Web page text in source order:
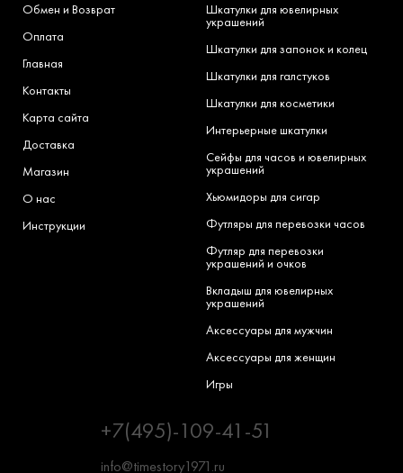
Обмен и Возврат
Оплата
Главная
Контакты
Карта сайта
Доставка
Магазин
О нас
Инструкции
Шкатулки для ювелирных
украшений
Шкатулки для запонок и колец
Шкатулки для галстуков
Шкатулки для косметики
Интерьерные шкатулки
Сейфы для часов и ювелирных
украшений
Хьюмидоры для сигар
Футляры для перевозки часов
Футляр для перевозки
украшений и очков
Вкладыш для ювелирных
украшений
Аксессуары для мужчин
Аксессуары для женщин
Игры
+7(495)-109-41-51
info@timestory1971.ru